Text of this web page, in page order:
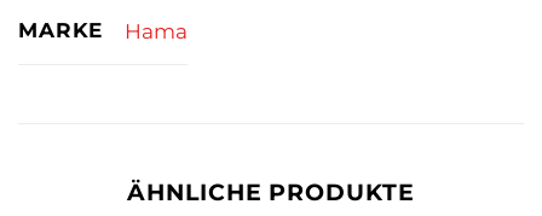
MARKE Hama
ÄHNLICHE PRODUKTE